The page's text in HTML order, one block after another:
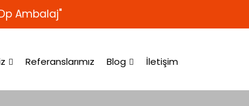
Ambalaj"
Referanslarımız Blog İletişim